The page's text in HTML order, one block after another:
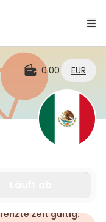
0.00 EUR
Zeit gültig.